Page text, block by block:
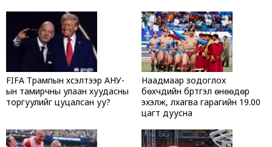
FIFA Трампын хүсэлтээр АНУ-
ын тамирчны улаан хуудасны
торгуулийг цуцалсан уу?
Наадмаар зодоглох
бөхчүүдийн бүртгэл өнөөдөр
эхэлж, лхагва гарагийн 19.00
цагт дуусна